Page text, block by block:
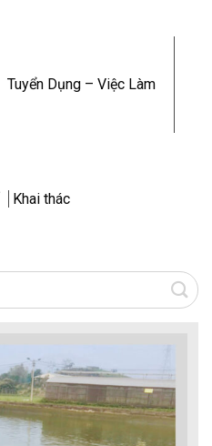
Tuyển Dụng – Việc Làm
Khai thác